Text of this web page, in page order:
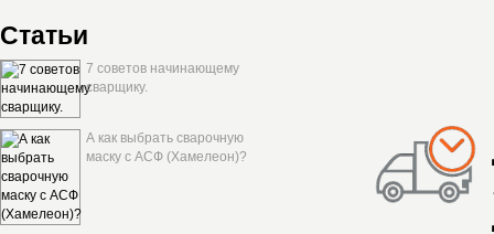
Статьи
7 советов начинающему
сварщику.
А как выбрать сварочную
маску с АСФ (Хамелеон)?